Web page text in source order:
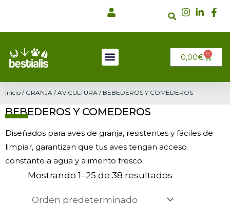
0,00€ 0
Inicio / GRANJA /AVICULTURA / BEBEDEROS Y COMEDEROS
BEBEDEROS Y COMEDEROS
Diseñados para aves de granja, resistentes y fáciles de
limpiar, garantizan que tus aves tengan acceso
constante a agua y alimento fresco.
Mostrando 1–25 de 38 resultados